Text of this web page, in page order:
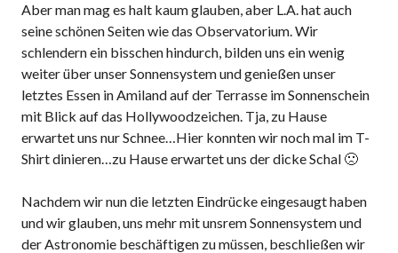
Aber man mag es halt kaum glauben, aber L.A. hat auch
seine schönen Seiten wie das Observatorium. Wir
schlendern ein bisschen hindurch, bilden uns ein wenig
weiter über unser Sonnensystem und genießen unser
letztes Essen in Amiland auf der Terrasse im Sonnenschein
mit Blick auf das Hollywoodzeichen. Tja, zu Hause
erwartet uns nur Schnee…Hier konnten wir noch mal im T-
Shirt dinieren…zu Hause erwartet uns der dicke Schal 🙁
Nachdem wir nun die letzten Eindrücke eingesaugt haben
und wir glauben, uns mehr mit unsrem Sonnensystem und
der Astronomie beschäftigen zu müssen, beschließen wir